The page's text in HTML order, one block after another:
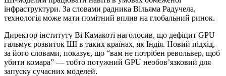
інфраструктури. За словами радника Вільяма Радучела,
технологія може мати помітний вплив на глобальний ринок.
Директор інституту Ві Камакоті наголосив, що дефіцит GPU
гальмує розвиток ШІ в таких країнах, як Індія. Новий підхід,
за його словами, показує, що “вам не потрібен револьвер, щоб
убити комара” — тобто потужний GPU необов’язковий для
запуску сучасних моделей.